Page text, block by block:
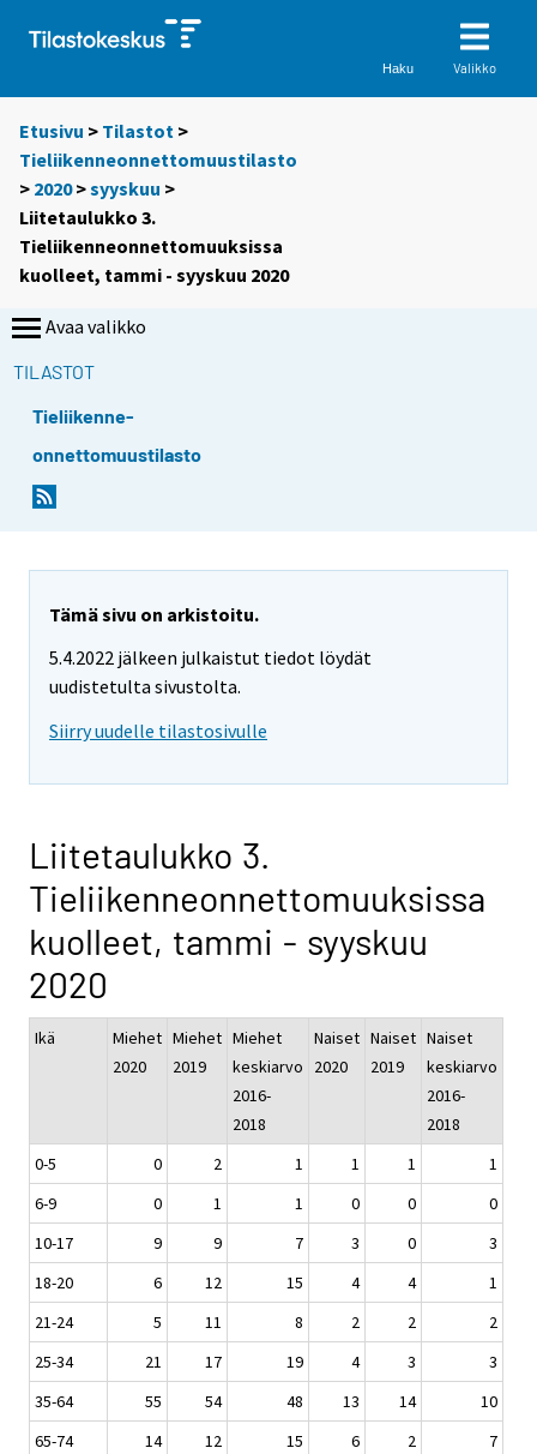
Haku Valikko
Etusivu > Tilastot >
Tieliikenneonnettomuustilasto
> 2020>syyskuu >
Liitetaulukko 3.
Tieliikenneonnettomuuksissa
kuolleet, tammi - syyskuu 2020
Avaa valikko
TILASTOT
Tieliikenne-
onnettomuustilasto
Tämä sivu on arkistoitu.
5.4.2022 jälkeen julkaistut tiedot löydät
uudistetulta sivustolta.
Siirry uudelle tilastosivulle
Liitetaulukko 3.
Tieliikenneonnettomuuksissa
kuolleet, tammi - syyskuu
2020
Ikä
Miehet
2020
Miehet
2019
Miehet
keskiarvo
2016-
2018
Naiset
2020
Naiset
2019
Naiset
keskiarvo
2016-
2018
0-5
0 2 1 1 1
1
6-9
0 1 1 0 0
0
10-17
9 9 7 3 0
3
18-20
6 12 15 4 4
1
21-24
5 11 8 2 2
2
25-34
21 17 19 4 3
3
35-64
55 54 48 13 14
10
65-74
14 12 15 6 2
7